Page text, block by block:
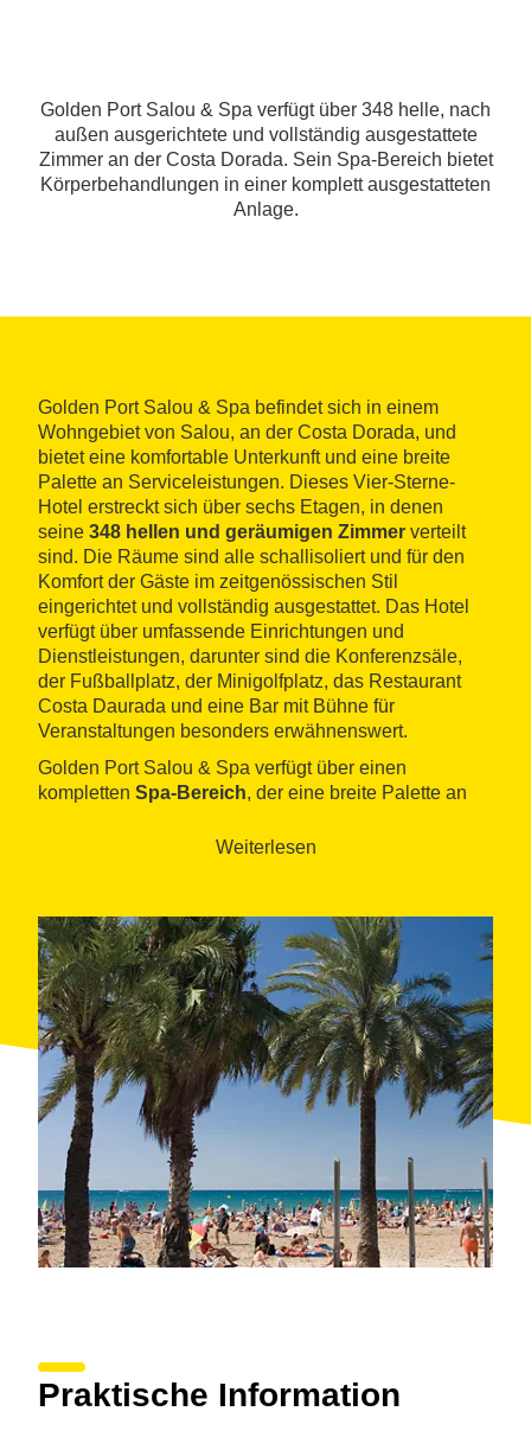
Golden Port Salou & Spa verfügt über 348 helle, nach
außen ausgerichtete und vollständig ausgestattete
Zimmer an der Costa Dorada. Sein Spa-Bereich bietet
Körperbehandlungen in einer komplett ausgestatteten
Anlage.
Golden Port Salou & Spa befindet sich in einem
Wohngebiet von Salou, an der Costa Dorada, und
bietet eine komfortable Unterkunft und eine breite
Palette an Serviceleistungen. Dieses Vier-Sterne-
Hotel erstreckt sich über sechs Etagen, in denen
seine 348 hellen und geräumigen Zimmer verteilt
sind. Die Räume sind alle schallisoliert und für den
Komfort der Gäste im zeitgenössischen Stil
eingerichtet und vollständig ausgestattet. Das Hotel
verfügt über umfassende Einrichtungen und
Dienstleistungen, darunter sind die Konferenzsäle,
der Fußballplatz, der Minigolfplatz, das Restaurant
Costa Daurada und eine Bar mit Bühne für
Veranstaltungen besonders erwähnenswert.
Golden Port Salou & Spa verfügt über einen
kompletten Spa-Bereich, der eine breite Palette an
und Schönheit bietet. Zu den weiteren Einrichtungen
ein Massageservice.
Weiterlesen
Praktische Information